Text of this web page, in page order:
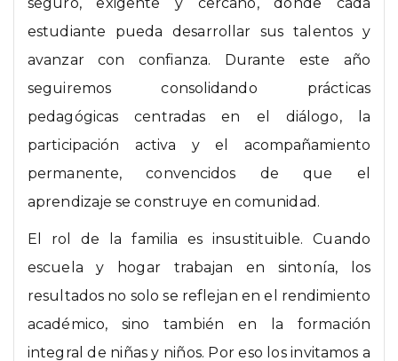
seguro, exigente y cercano, donde cada
estudiante pueda desarrollar sus talentos y
avanzar con confianza. Durante este año
seguiremos consolidando prácticas
pedagógicas centradas en el diálogo, la
participación activa y el acompañamiento
permanente, convencidos de que el
aprendizaje se construye en comunidad.
El rol de la familia es insustituible. Cuando
escuela y hogar trabajan en sintonía, los
resultados no solo se reflejan en el rendimiento
académico, sino también en la formación
integral de niñas y niños. Por eso los invitamos a